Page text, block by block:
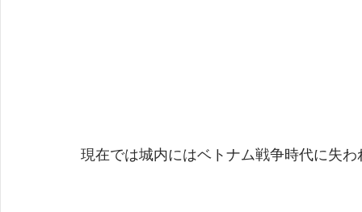
現在では城内にはベトナム戦争時代に失